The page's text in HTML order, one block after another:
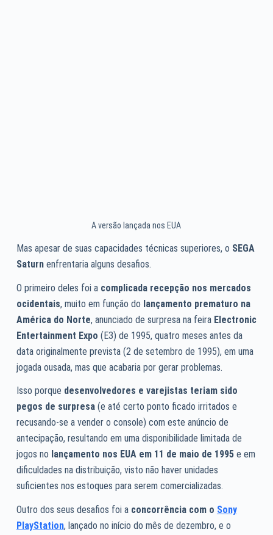
A versão lançada nos EUA
Mas apesar de suas capacidades técnicas superiores, o SEGA
Saturnenfrentaria alguns desafios.
O primeiro deles foi a complicada recepção nos mercados
ocidentais, muito em função do lançamento prematuro na
América do Norte, anunciado de surpresa na feira Electronic
Entertainment Expo (E3) de 1995, quatro meses antes da
data originalmente prevista (2 de setembro de 1995), em uma
jogada ousada, mas que acabaria por gerar problemas.
Isso porque desenvolvedores e varejistas teriam sido
pegos de surpresa(e até certo ponto ficado irritados e
recusando-se a vender o console) com este anúncio de
antecipação, resultando em uma disponibilidade limitada de
jogos no lançamento nos EUA em 11 de maio de 1995e em
dificuldades na distribuição, visto não haver unidades
suficientes nos estoques para serem comercializadas.
Outro dos seus desafios foi a concorrência com o Sony
PlayStation, lançado no início do mês de dezembro, e o